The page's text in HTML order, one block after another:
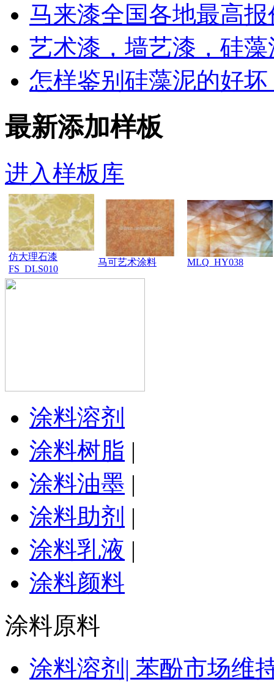
马来漆全国各地最高
艺术漆，墙艺漆，硅
怎样鉴别硅藻泥的好
最新添加样板
进入样板库
仿大理石漆
FS_DLS010
马可艺术涂料 MLQ_HY038
涂料溶剂
涂料树脂 |
涂料油墨 |
涂料助剂 |
涂料乳液 |
涂料颜料
涂料原料
涂料溶剂| 苯酚市场维